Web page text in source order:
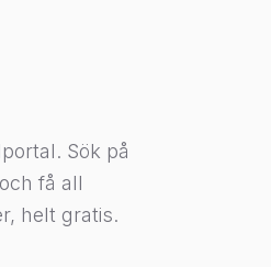
Sök på
få all
helt gratis.